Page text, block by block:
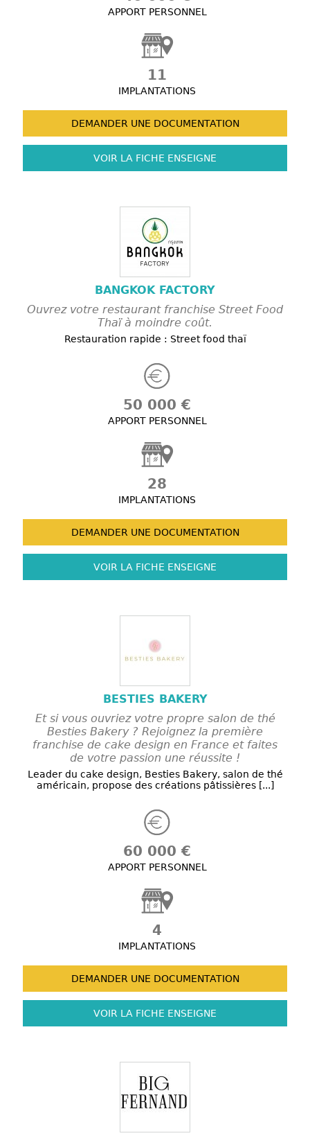
APPORT PERSONNEL
11
IMPLANTATIONS
DEMANDER UNE DOCUMENTATION
VOIR LA FICHE ENSEIGNE
BANGKOK FACTORY
Ouvrez votre restaurant franchise Street Food
Thaï à moindre coût.
Restauration rapide : Street food thaï
50 000 €
APPORT PERSONNEL
28
IMPLANTATIONS
DEMANDER UNE DOCUMENTATION
VOIR LA FICHE ENSEIGNE
BESTIES BAKERY
Et si vous ouvriez votre propre salon de thé
Besties Bakery ? Rejoignez la première
franchise de cake design en France et faites
de votre passion une réussite !
Leader du cake design, Besties Bakery, salon de thé
américain, propose des créations pâtissières [...]
60 000 €
APPORT PERSONNEL
4
IMPLANTATIONS
DEMANDER UNE DOCUMENTATION
VOIR LA FICHE ENSEIGNE